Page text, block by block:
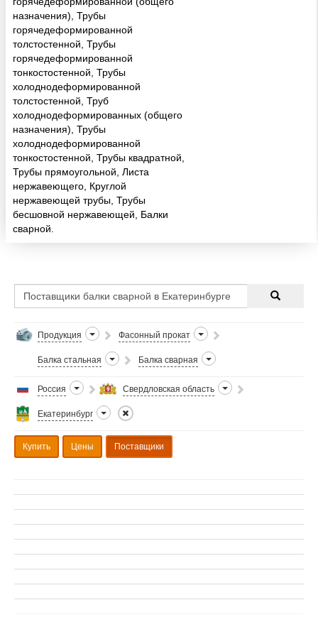
назначения), Трубы
горячедеформированной
толстостенной, Трубы
горячедеформированной
тонкостостенной, Трубы
холоднодеформированной
толстостенной, Труб
холоднодеформированных (общего
назначения), Трубы
холоднодеформированной
тонкостостенной, Трубы квадратной,
Трубы прямоугольной, Листа
нержавеющего, Круглой
нержавеющей трубы, Трубы
бесшовной нержавеющей, Балки
сварной.
Продукция Фасонный прокат
Балка стальная Балка сварная
Россия Свердловская область
Екатеринбург
Купить Цены Поставщики